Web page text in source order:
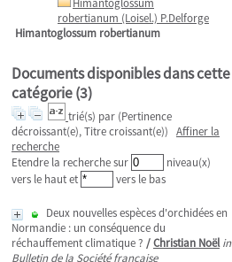
Himantoglossum
robertianum (Loisel.) P.Delforge
Himantoglossum robertianum
Documents disponibles dans cette
catégorie (3)
trié(s) par (Pertinence
décroissant(e), Titre croissant(e)) Affiner la
recherche
Etendre la recherche sur
niveau(x)
vers le haut et
vers le bas
Deux nouvelles espèces d'orchidées en
Normandie : un conséquence du
réchauffement climatique ? /Christian Noël in
Bulletin de la Société française